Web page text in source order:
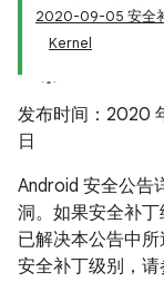
2020-09-05 安全
Kernel
发布时间：2020
日
Android 安全公告
洞。如果安全补
已解决本公告中
安全补丁级别，请